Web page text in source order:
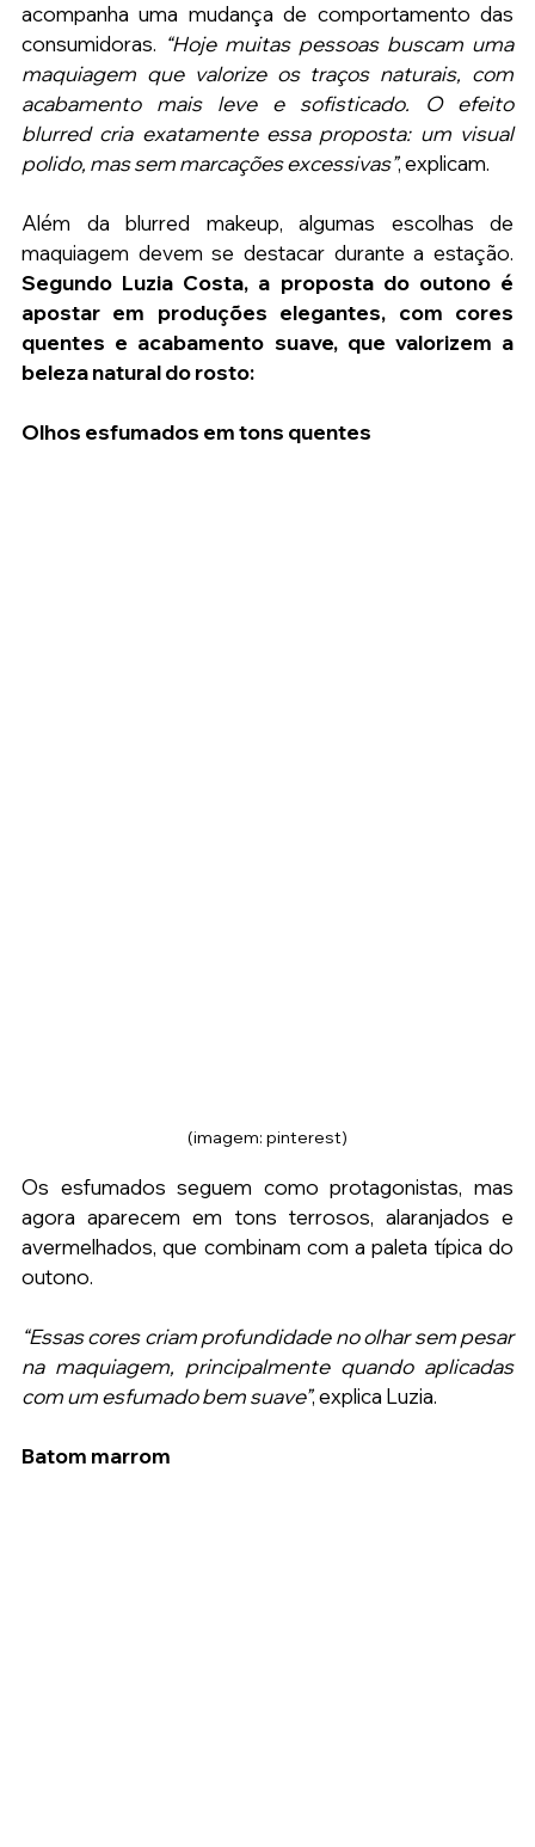
acompanha uma mudança de comportamento das
consumidoras. “Hoje muitas pessoas buscam uma
maquiagem que valorize os traços naturais, com
acabamento mais leve e sofisticado. O efeito
blurred cria exatamente essa proposta: um visual
polido, mas sem marcações excessivas”, explicam.
Além da blurred makeup, algumas escolhas de
Segundo Luzia Costa, a proposta do outono é
apostar em produções elegantes, com cores
quentes e acabamento suave, que valorizem a
beleza natural do rosto:
Olhos esfumados em tons quentes
(imagem: pinterest)
Os esfumados seguem como protagonistas, mas
agora aparecem em tons terrosos, alaranjados e
avermelhados, que combinam com a paleta típica do
outono.
“Essas cores criam profundidade no olhar sem pesar
na maquiagem, principalmente quando aplicadas
com um esfumado bem suave”, explica Luzia.
Batom marrom